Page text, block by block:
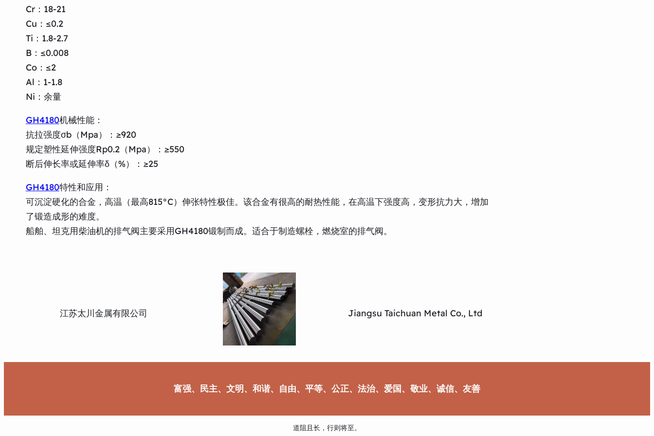
Cr：18-21
Cu：≤0.2
Ti：1.8-2.7
B：≤0.008
Co：≤2
Al：1-1.8
Ni：余量
GH4180机械性能：
抗拉强度σb（Mpa）：≥920
规定塑性延伸强度Rp0.2（Mpa）：≥550
断后伸长率或延伸率δ（%）：≥25
GH4180特性和应用：
可沉淀硬化的合金，高温（最高815°C）伸张特性极佳。该合金有很高的耐热性能，在高温下强度高，变形抗力大，增加
了锻造成形的难度。
船舶、坦克用柴油机的排气阀主要采用GH4180锻制而成。适合于制造螺栓，燃烧室的排气阀。
江苏太川金属有限公司 Jiangsu Taichuan Metal Co., Ltd
富强、民主、文明、和谐、自由、平等、公正、法治、爱国、敬业、诚信、友善
道阻且长，行则将至。